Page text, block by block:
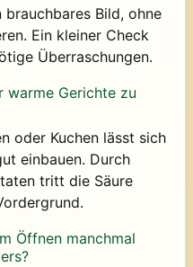
Bild, ohne
Ein kleiner Check
Überraschungen.
warme Gerichte zu
oder Kuchen lässt sich
einbauen. Durch
tritt die Säure
Öffnen manchmal